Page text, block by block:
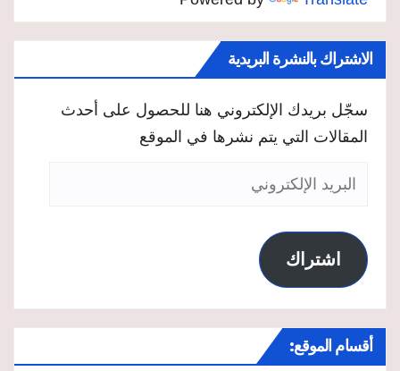
الاشتراك بالنشرة البريدية
سجّل بريدك الإلكتروني هنا للحصول على أحدث
المقالات التي يتم نشرها في الموقع
البريد
اشتراك
أقسام الموقع: